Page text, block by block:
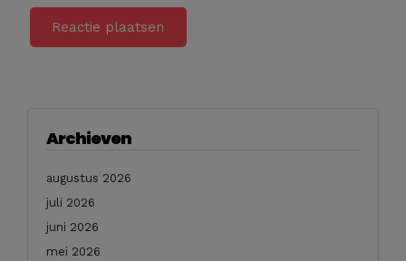
Archieven
augustus 2026
juli 2026
juni 2026
mei 2026